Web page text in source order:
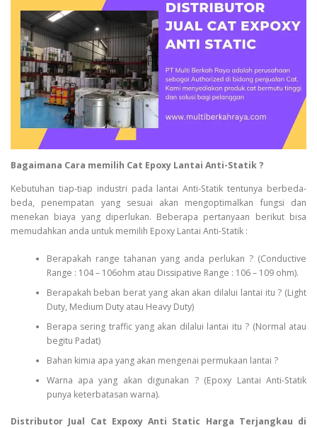
Bagaimana Cara memilih Cat Epoxy Lantai Anti-Statik ?
Kebutuhan tiap-tiap industri pada lantai Anti-Statik tentunya berbeda-
beda, penempatan yang sesuai akan mengoptimalkan fungsi dan
menekan biaya yang diperlukan. Beberapa pertanyaan berikut bisa
memudahkan anda untuk memilih Epoxy Lantai Anti-Statik :
Berapakah range tahanan yang anda perlukan ? (Conductive
Range : 104 – 106ohm atau Dissipative Range : 106 – 109 ohm).
Berapakah beban berat yang akan akan dilalui lantai itu ? (Light
Duty, Medium Duty atau Heavy Duty)
Berapa sering traffic yang akan dilalui lantai itu ? (Normal atau
begitu Padat)
Bahan kimia apa yang akan mengenai permukaan lantai ?
Warna apa yang akan digunakan ? (Epoxy Lantai Anti-Statik
punya keterbatasan warna).
Distributor Jual Cat Expoxy Anti Static Harga Terjangkau di